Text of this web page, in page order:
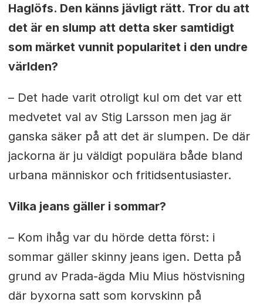
Haglöfs. Den känns jävligt rätt. Tror du att
det är en slump att detta sker samtidigt
som märket vunnit popularitet i den undre
världen?
– Det hade varit otroligt kul om det var ett
medvetet val av Stig Larsson men jag är
ganska säker på att det är slumpen. De där
jackorna är ju väldigt populära både bland
urbana människor och fritidsentusiaster.
Vilka jeans gäller i sommar?
– Kom ihåg var du hörde detta först: i
sommar gäller skinny jeans igen. Detta på
grund av Prada-ägda Miu Mius höstvisning
där byxorna satt som korvskinn på